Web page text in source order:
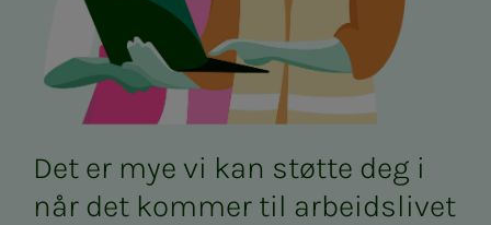
Det er mye vi kan støtte deg i
når det kommer til arbeidslivet